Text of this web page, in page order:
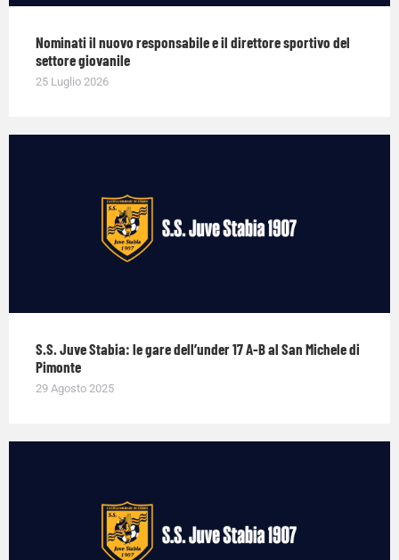
Nominati il nuovo responsabile e il direttore sportivo del
settore giovanile
25 Luglio 2026
S.S. Juve Stabia: le gare dell’under 17 A-B al San Michele di
Pimonte
29 Agosto 2025